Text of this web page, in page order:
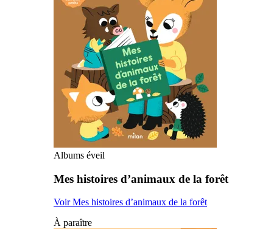
Albums éveil
Mes histoires d’animaux de la forêt
Voir Mes histoires d’animaux de la forêt
À paraître